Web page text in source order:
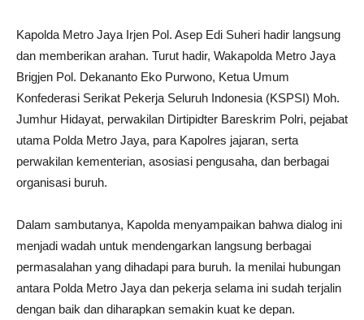
Kapolda Metro Jaya Irjen Pol. Asep Edi Suheri hadir langsung
dan memberikan arahan. Turut hadir, Wakapolda Metro Jaya
Brigjen Pol. Dekananto Eko Purwono, Ketua Umum
Konfederasi Serikat Pekerja Seluruh Indonesia (KSPSI) Moh.
Jumhur Hidayat, perwakilan Dirtipidter Bareskrim Polri, pejabat
utama Polda Metro Jaya, para Kapolres jajaran, serta
perwakilan kementerian, asosiasi pengusaha, dan berbagai
organisasi buruh.
Dalam sambutanya, Kapolda menyampaikan bahwa dialog ini
menjadi wadah untuk mendengarkan langsung berbagai
permasalahan yang dihadapi para buruh. Ia menilai hubungan
antara Polda Metro Jaya dan pekerja selama ini sudah terjalin
dengan baik dan diharapkan semakin kuat ke depan.